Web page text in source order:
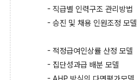
- 직급별 인력구조 관리방법
- 승진 및 채용 인원조정 모델
- 적정급여인상률 산정 모델
- 집단성과급 배분 모델